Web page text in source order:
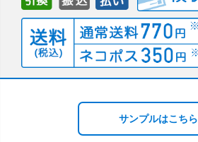
サンプルはこちら